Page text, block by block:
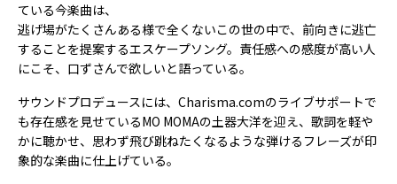
ている今楽曲は、
逃げ場がたくさんある様で全くないこの世の中で、前向きに逃亡
することを提案するエスケープソング。責任感への感度が高い人
にこそ、口ずさんで欲しいと語っている。
サウンドプロデュースには、Charisma.comのライブサポートで
も存在感を見せているMO MOMAの土器大洋を迎え、歌詞を軽や
かに聴かせ、思わず飛び跳ねたくなるような弾けるフレーズが印
象的な楽曲に仕上げている。